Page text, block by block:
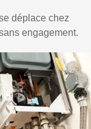
déplace chez
engagement.